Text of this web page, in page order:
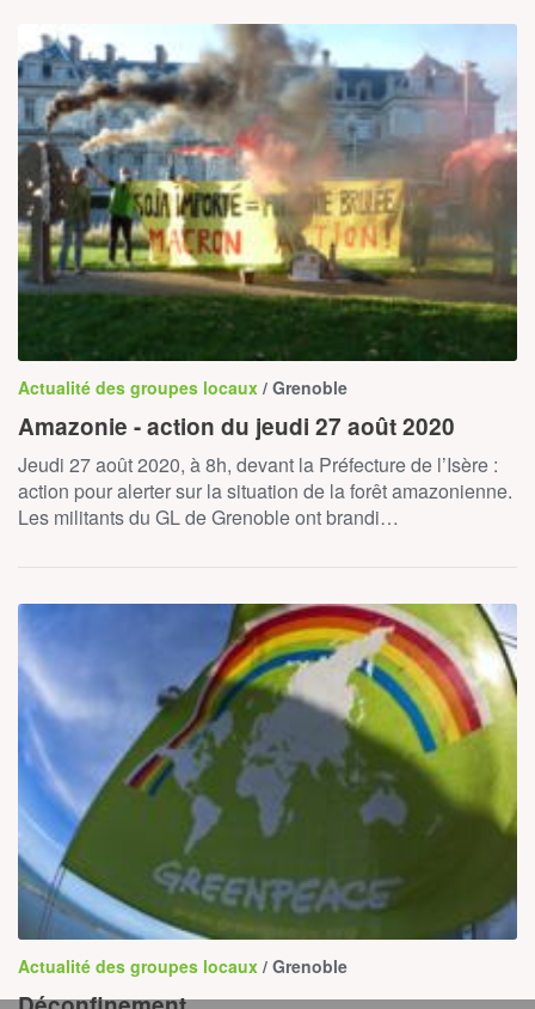
Actualité des groupes locaux / Grenoble
Amazonie - action du jeudi 27 août 2020
Jeudi 27 août 2020, à 8h, devant la Préfecture de l’Isère :
action pour alerter sur la situation de la forêt amazonienne.
Les militants du GL de Grenoble ont brandi…
Actualité des groupes locaux / Grenoble